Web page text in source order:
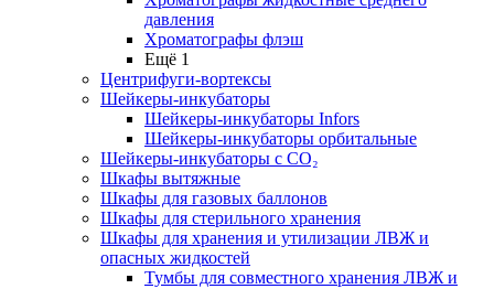
давления
Хроматографы флэш
Ещё 1
Центрифуги-вортексы
Шейкеры-инкубаторы
Шейкеры-инкубаторы Infors
Шейкеры-инкубаторы орбитальные
Шейкеры-инкубаторы с CО₂
Шкафы вытяжные
Шкафы для газовых баллонов
Шкафы для стерильного хранения
Шкафы для хранения и утилизации ЛВЖ и
опасных жидкостей
Тумбы для совместного хранения ЛВЖ и